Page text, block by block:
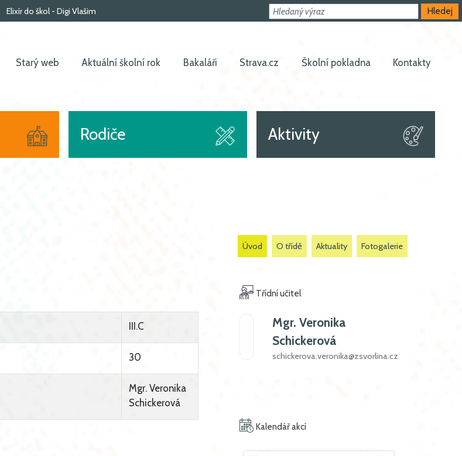
Elixír do škol - Digi Vlašim Hledat
Hledej
Starý web Aktuální školní rok Bakaláři Strava.cz Školní pokladna Kontakty
Rodiče Aktivity
Úvod O třídě Aktuality Fotogalerie
III.C
30
Mgr. Veronika
Schickerová
Třídní učitel
Mgr. Veronika
Schickerová
schickerova.veronika@zsvorlina.cz
Kalendář akcí